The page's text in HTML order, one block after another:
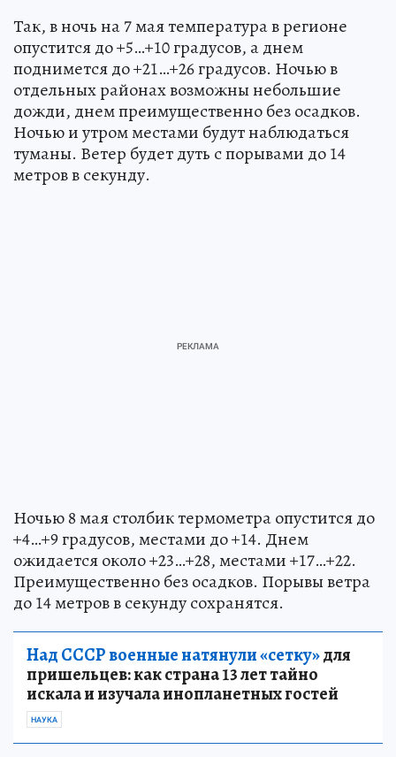
Так, в ночь на 7 мая температура в регионе
опустится до +5…+10 градусов, а днем
поднимется до +21…+26 градусов. Ночью в
отдельных районах возможны небольшие
дожди, днем преимущественно без осадков.
Ночью и утром местами будут наблюдаться
туманы. Ветер будет дуть с порывами до 14
метров в секунду.
Ночью 8 мая столбик термометра опустится до
+4…+9 градусов, местами до +14. Днем
ожидается около +23…+28, местами +17…+22.
Преимущественно без осадков. Порывы ветра
до 14 метров в секунду сохранятся.
Над СССР военные натянули «сетку»для
пришельцев: как страна 13 лет тайно
искала и изучала инопланетных гостей
НАУКА